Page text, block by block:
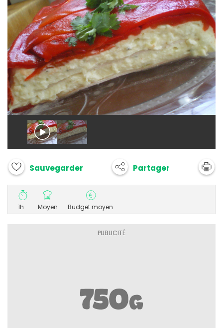
Sauvegarder Partager
1h Moyen Budget moyen